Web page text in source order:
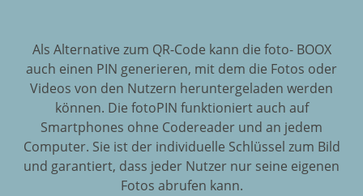
Als Alternative zum QR-Code kann die foto- BOOX
auch einen PIN generieren, mit dem die Fotos oder
Videos von den Nutzern heruntergeladen werden
können. Die fotoPIN funktioniert auch auf
Smartphones ohne Codereader und an jedem
Computer. Sie ist der individuelle Schlüssel zum Bild
und garantiert, dass jeder Nutzer nur seine eigenen
Fotos abrufen kann.